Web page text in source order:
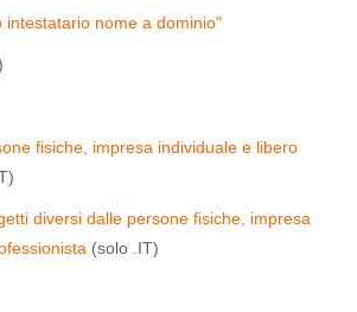
intestatario nome a dominio"
fisiche, impresa individuale e libero
diversi dalle persone fisiche, impresa
(solo .IT)